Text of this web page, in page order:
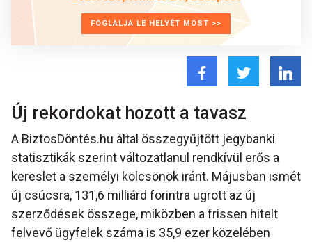
FOGLALJA LE HELYÉT MOST >>
Új rekordokat hozott a tavasz
A BiztosDöntés.hu által összegyűjtött jegybanki
statisztikák szerint változatlanul rendkívül erős a
kereslet a személyi kölcsönök iránt. Májusban ismét
új csúcsra, 131,6 milliárd forintra ugrott az új
szerződések összege, miközben a frissen hitelt
felvevő ügyfelek száma is 35,9 ezer közelében